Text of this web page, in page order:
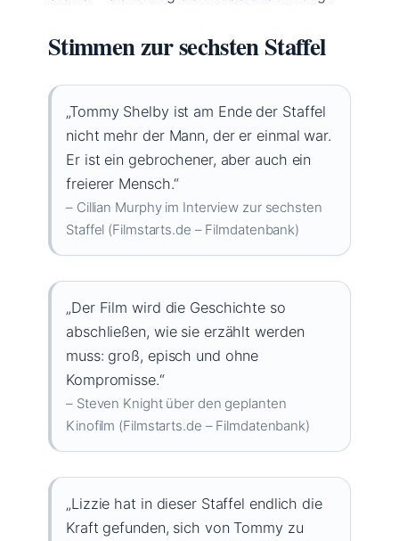
Stimmen zur sechsten Staffel
„Tommy Shelby ist am Ende der Staffel
nicht mehr der Mann, der er einmal war.
Er ist ein gebrochener, aber auch ein
freierer Mensch.“
– Cillian Murphy im Interview zur sechsten
Staffel (Filmstarts.de – Filmdatenbank)
„Der Film wird die Geschichte so
abschließen, wie sie erzählt werden
muss: groß, episch und ohne
Kompromisse.“
– Steven Knight über den geplanten
Kinofilm (Filmstarts.de – Filmdatenbank)
„Lizzie hat in dieser Staffel endlich die
Kraft gefunden, sich von Tommy zu